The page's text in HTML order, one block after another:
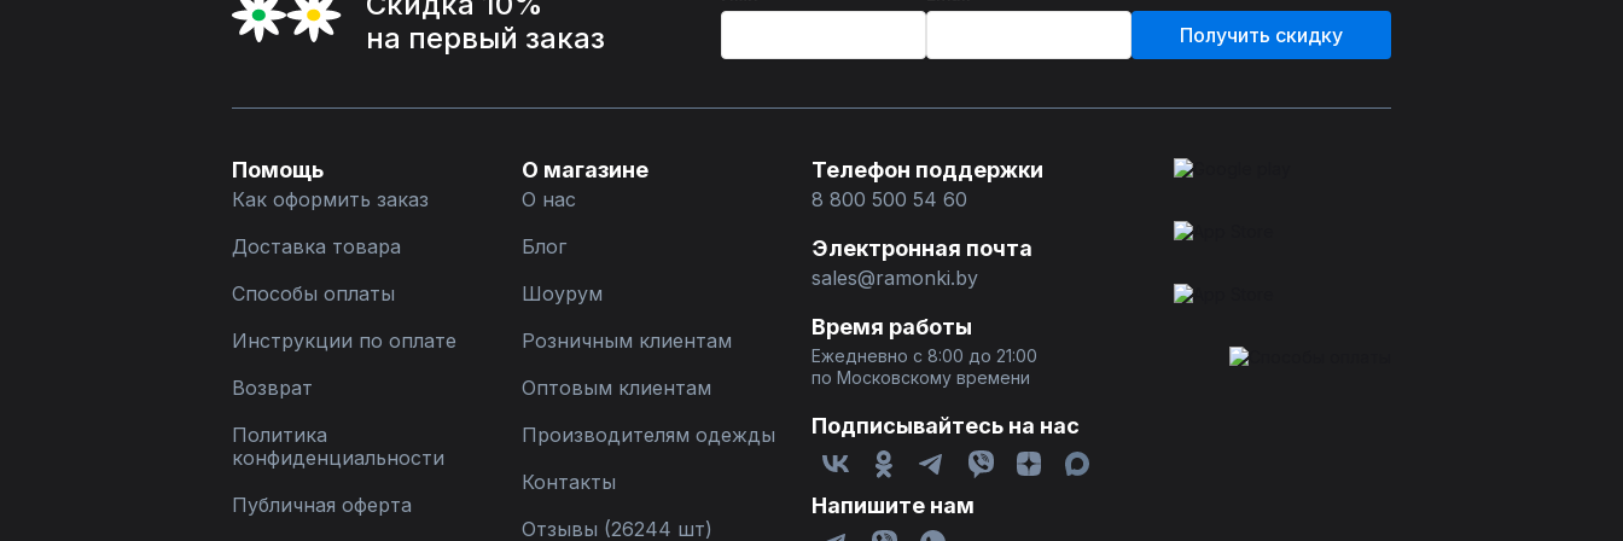
на первый заказ
Получить скидку
Помощь
Как оформить заказ
Доставка товара
Способы оплаты
Инструкции по оплате
Возврат
Политика
конфиденциальности
Публичная оферта
О магазине
О нас
Блог
Шоурум
Розничным клиентам
Оптовым клиентам
Производителям одежды
Контакты
Отзывы (26244 шт)
Телефон поддержки
8 800 500 54 60
Электронная почта
sales@ramonki.by
Время работы
Ежедневно с 8:00 до 21:00
по Московскому времени
Подписывайтесь на нас
Напишите нам